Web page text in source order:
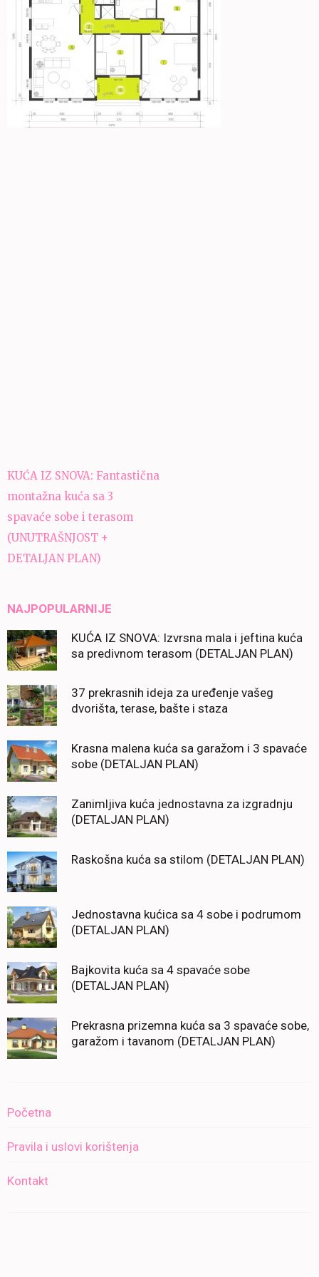
Navigacija
članaka
KUĆA IZ SNOVA: Fantastična
montažna kuća sa 3
spavaće sobe i terasom
(UNUTRAŠNJOST +
DETALJAN PLAN)
NAJPOPULARNIJE
KUĆA IZ SNOVA: Izvrsna mala i jeftina kuća
sa predivnom terasom (DETALJAN PLAN)
37 prekrasnih ideja za uređenje vašeg
dvorišta, terase, bašte i staza
Krasna malena kuća sa garažom i 3 spavaće
sobe (DETALJAN PLAN)
Zanimljiva kuća jednostavna za izgradnju
(DETALJAN PLAN)
Raskošna kuća sa stilom (DETALJAN PLAN)
Jednostavna kućica sa 4 sobe i podrumom
(DETALJAN PLAN)
Bajkovita kuća sa 4 spavaće sobe
(DETALJAN PLAN)
Prekrasna prizemna kuća sa 3 spavaće sobe,
garažom i tavanom (DETALJAN PLAN)
Početna
Pravila i uslovi korištenja
Kontakt